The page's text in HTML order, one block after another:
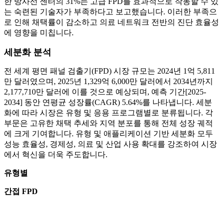
는 숙련된 기술자가 부족하다고 보고했습니다. 이러한 부족으
로 인해 채택률이 감소하고 의료 네트워크 전반의 진단 효율성
에 영향을 미칩니다.
세분화 분석
전 세계 평면 패널 검출기(FPD) 시장 규모는 2024년 1억 5,811
만 달러였으며, 2025년 1,329억 6,000만 달러에서 2034년까지
2,177,710만 달러에 이를 것으로 예상되며, 예측 기간[2025-
2034] 동안 연평균 성장률(CAGR) 5.64%를 나타냅니다. 세분
화에 따라 시장은 유형 및 응용 프로그램별로 분류됩니다. 각
부문은 고유한 채택 추세와 지역 분포를 통해 전체 성장 궤적
에 크게 기여합니다. 유형 및 애플리케이션 기반 세분화 모두
성능 효율성, 경제성, 의료 및 산업 사용 확대를 강조하여 시장
에서 혁신을 더욱 주도합니다.
유형별
간접 FPD